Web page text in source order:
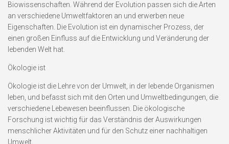
Biowissenschaften. Während der Evolution passen sich die Arten
an verschiedene Umweltfaktoren an und erwerben neue
Eigenschaften. Die Evolution ist ein dynamischer Prozess, der
einen großen Einfluss auf die Entwicklung und Veränderung der
lebenden Welt hat.
Ökologie ist
Ökologie ist die Lehre von der Umwelt, in der lebende Organismen
leben, und befasst sich mit den Orten und Umweltbedingungen, die
verschiedene Lebewesen beeinflussen. Die ökologische
Forschung ist wichtig für das Verständnis der Auswirkungen
menschlicher Aktivitäten und für den Schutz einer nachhaltigen
Umwelt.